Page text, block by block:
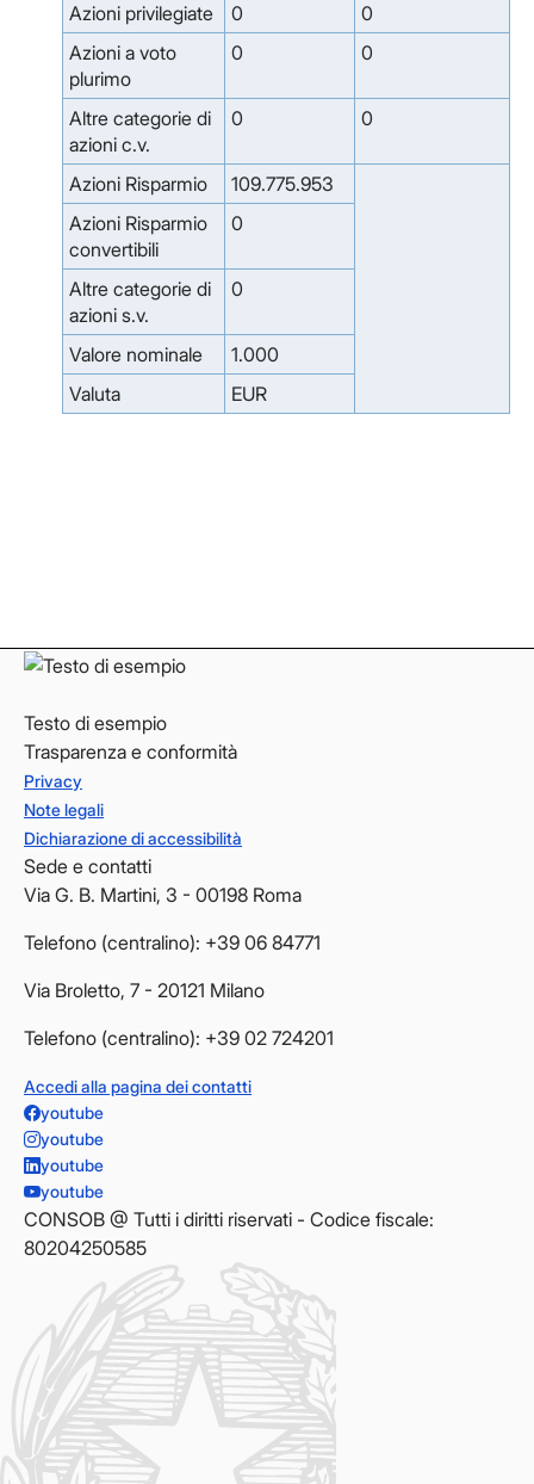
Azioni privilegiate
0
0
Azioni a voto
plurimo
0 0
Altre categorie di
azioni c.v.
0 0
Azioni Risparmio
109.775.953
Azioni Risparmio
convertibili
0
Altre categorie di
azioni s.v.
0
Valore nominale
1.000
Valuta
EUR
Testo di esempio
Trasparenza e conformità
Privacy
Note legali
Dichiarazione di accessibilità
Sede e contatti
Via G. B. Martini, 3 - 00198 Roma
Telefono (centralino): +39 06 84771
Via Broletto, 7 - 20121 Milano
Telefono (centralino): +39 02 724201
Accedi alla pagina dei contatti
youtube
youtube
youtube
youtube
CONSOB @ Tutti i diritti riservati - Codice fiscale:
80204250585